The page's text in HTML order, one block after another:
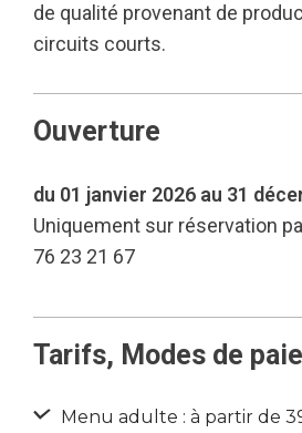
de qualité provenant de
circuits courts.
Ouverture
du 01 janvier 2026 au 31
Uniquement sur réservation
76 23 21 67
Tarifs, Modes de
Menu adulte : à partir de